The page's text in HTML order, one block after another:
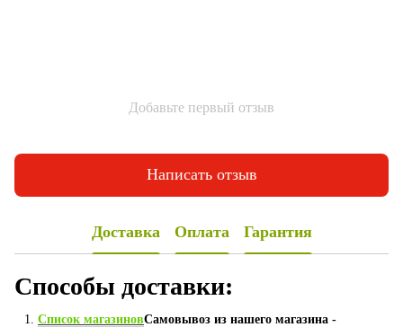
Добавьте первый отзыв
Написать отзыв
Доставка Оплата Гарантия
Способы доставки:
Список магазиновСамовывоз из нашего магазина -